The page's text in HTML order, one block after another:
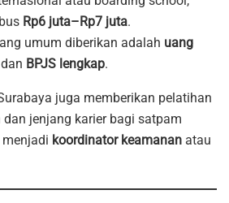
Rp6 juta–Rp7 juta.
umum diberikan adalah uang
BPJS lengkap.
juga memberikan pelatihan
jenjang karier bagi satpam
koordinator keamanan atau